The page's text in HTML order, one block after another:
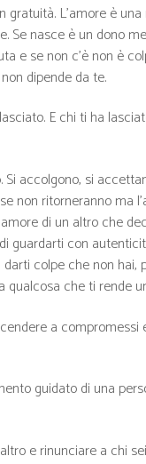
gratuità. L’amore è
Se nasce è un dono
e se non c’è non è
dipende da te.
E chi ti ha
Si accolgono, si
non ritorneranno ma
di un altro che
guardarti con
colpe che non
che ti rende
a
guidato di una
e rinunciare a chi